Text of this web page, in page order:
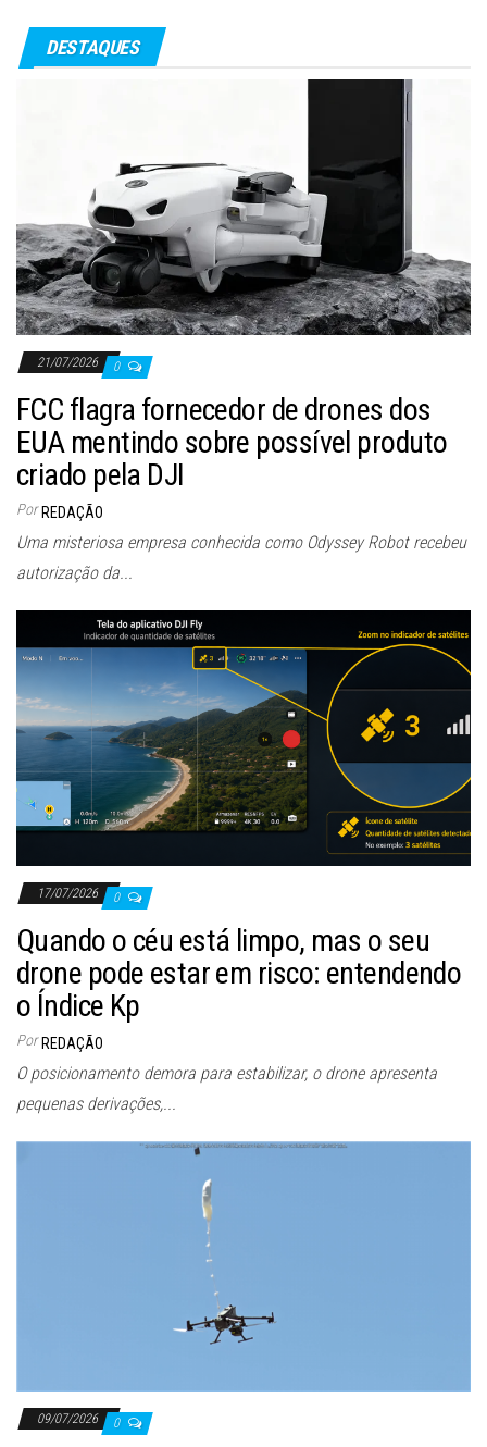
DESTAQUES
21/07/2026 0
FCC flagra fornecedor de drones dos
EUA mentindo sobre possível produto
criado pela DJI
Por REDAÇÃO
Uma misteriosa empresa conhecida como Odyssey Robot recebeu
autorização da...
17/07/2026 0
Quando o céu está limpo, mas o seu
drone pode estar em risco: entendendo
o Índice Kp
Por REDAÇÃO
O posicionamento demora para estabilizar, o drone apresenta
pequenas derivações,...
09/07/2026 0